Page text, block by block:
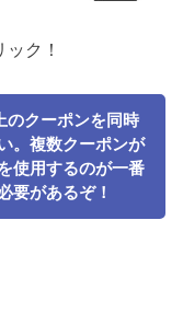
ック！
のクーポンを同時
。複数クーポンが
使用するのが一番
要があるぞ！